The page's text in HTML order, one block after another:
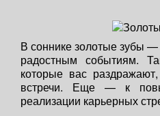
В соннике золотые зубы
радостным событиям.
которые вас
встречи. Еще — к
реализации карьерных